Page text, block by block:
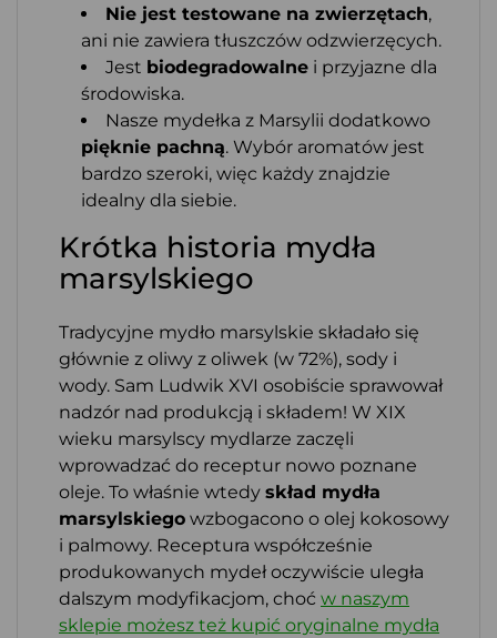
Nie jest testowane na zwierzętach,
ani nie zawiera tłuszczów odzwierzęcych.
Jest biodegradowalne i przyjazne dla
środowiska.
Nasze mydełka z Marsylii dodatkowo
pięknie pachną. Wybór aromatów jest
bardzo szeroki, więc każdy znajdzie
idealny dla siebie.
Krótka historia mydła
marsylskiego
Tradycyjne mydło marsylskie składało się
głównie z oliwy z oliwek (w 72%), sody i
wody. Sam Ludwik XVI osobiście sprawował
nadzór nad produkcją i składem! W XIX
wieku marsylscy mydlarze zaczęli
wprowadzać do receptur nowo poznane
oleje. To właśnie wtedy skład mydła
marsylskiego wzbogacono o olej kokosowy
i palmowy. Receptura współcześnie
produkowanych mydeł oczywiście uległa
dalszym modyfikacjom, choć w naszym
sklepie możesz też kupić oryginalne mydła